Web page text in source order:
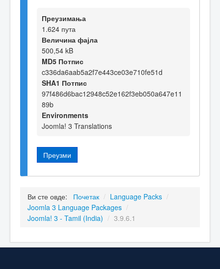
Преузимања
1.624 пута
Величина фајла
500,54 kB
MD5 Потпис
c336da6aab5a2f7e443ce03e710fe51d
SHA1 Потпис
97f486d6bac12948c52e162f3eb050a647e11
89b
Environments
Joomla! 3 Translations
Преузми
Ви сте овде: Почетак / Language Packs /
Joomla 3 Language Packages /
Joomla! 3 - Tamil (India) / 3.9.6.1